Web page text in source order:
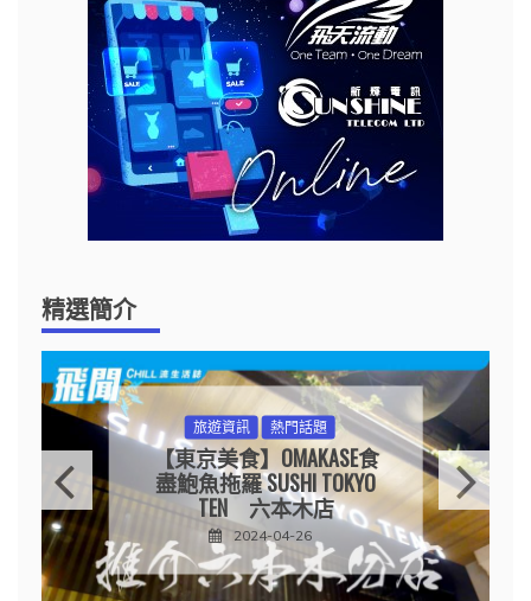
精選簡介
旅遊資訊 熱門話題
【東京美食】OMAKASE食
盡鮑魚拖羅 SUSHI TOKYO
TEN 六本木店
2024-04-26